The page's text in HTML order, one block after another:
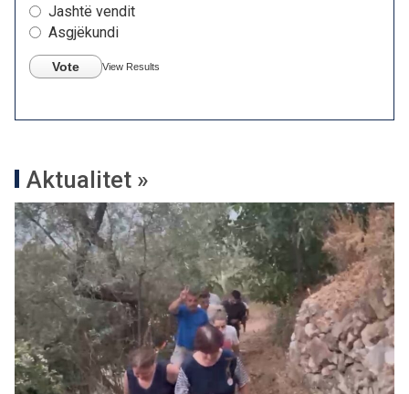
Jashtë vendit
Asgjëkundi
Vote View Results
Aktualitet »